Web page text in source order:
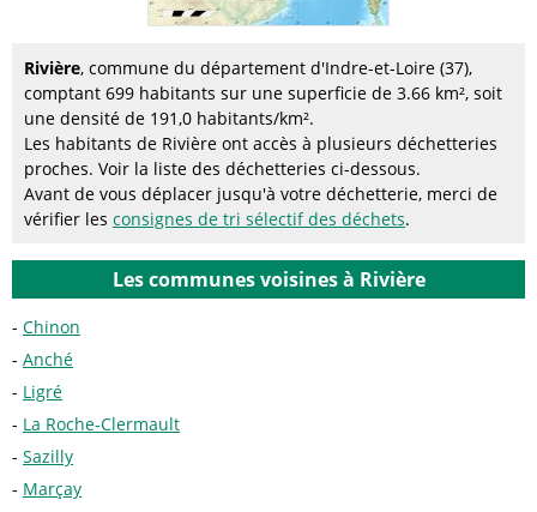
Rivière, commune du département d'Indre-et-Loire (37),
comptant 699 habitants sur une superficie de 3.66 km², soit
une densité de 191,0 habitants/km².
Les habitants de Rivière ont accès à plusieurs déchetteries
proches. Voir la liste des déchetteries ci-dessous.
Avant de vous déplacer jusqu'à votre déchetterie, merci de
vérifier les consignes de tri sélectif des déchets.
Les communes voisines à Rivière
Chinon
Anché
Ligré
La Roche-Clermault
Sazilly
Marçay